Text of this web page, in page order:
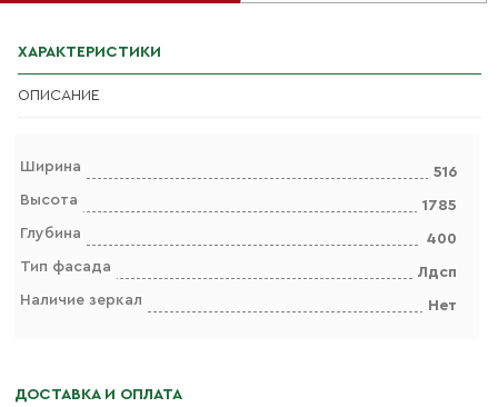
ХАРАКТЕРИСТИКИ
ОПИСАНИЕ
Ширина
516
Высота
1785
Глубина
400
Тип фасада
Лдсп
Наличие зеркал
Нет
ДОСТАВКА И ОПЛАТА